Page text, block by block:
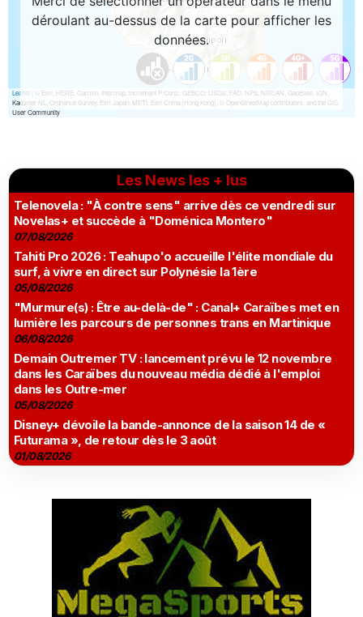
Les News les + lus
Telenovela : "À contre sens" arrive dès ce vendredi sur
Novelas+ et succède à "Doménica Montero"
07/08/2026
Tahiti Pro 2026 : Teahupo'o accueille l'élite mondiale du
surf, à vivre en direct sur Polynésie la 1ère
05/08/2026
"Murmure(s) : Être au-delà-de" : Canal+ Caraïbes met en
lumière les parcours de personnes trans en Martinique
06/08/2026
Demain Outremer TV : lancement prévu le 12 novembre
dans les Caraïbes du nouveau média dédié à l'emploi
dans les Outre-mer
05/08/2026
Disney+ dévoile la bande-annonce de la saison 14 de «
Futurama », de retour dès le 3 août
01/08/2026